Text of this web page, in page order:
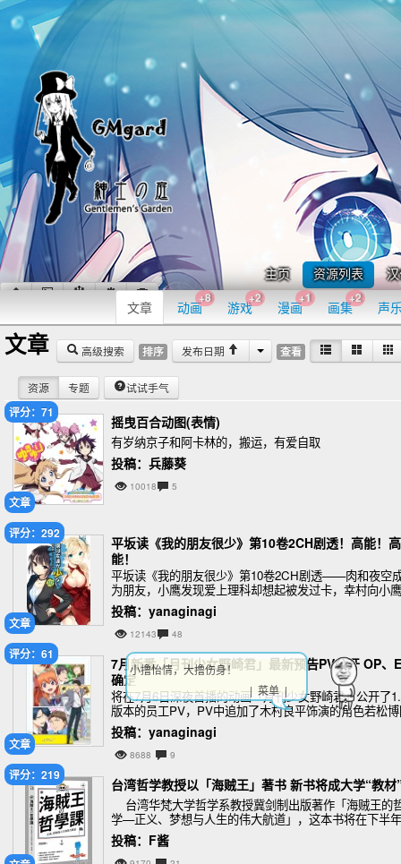
主页 资源列表
文章 动画
+8
游戏
+2
漫画
+1
画集
+2
声
文章 高级搜索 排序 发布日期 查看
资源 专题 试试手气
文章
评分：71
摇曳百合动图(表情)
有岁纳京子和阿卡林的，搬运，有爱自取
投稿：兵藤葵
10018 5
文章
评分：292
平坂读《我的朋友很少》第10卷2CH剧透！高能！高
能！
平坂读《我的朋友很少》第10卷2CH剧透——肉和夜空
为朋友，小鹰发现爱上理科却想起被发过卡，幸村向小鹰
告白，小鹰同意交往，本卷无插图，下卷完结。
投稿：yanaginagi
12143 48
文章
评分：61
7月新番「月刊少女野崎君」最新预告PV公开 OP、
确定
将在7月6日深夜首播的动画「月刊少女野崎君」公开了
版本的员工PV，PV中追加了木村良平饰演的角色若松
的声音，同时动画的主题曲OP和ED都得到确定！
投稿：yanaginagi
8688 9
评分：219
台湾哲学教授以「海贼王」著书 新书将成大学“教材
台湾华梵大学哲学系教授冀剑制出版著作「海贼王的
学—正义、梦想与人生的伟大航道」，这本书将在下半年
走进该系成为“教材”。
投稿：F酱
小撸怡情，大撸伤身！
| 菜单 |